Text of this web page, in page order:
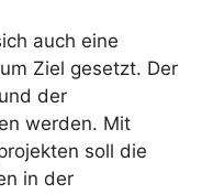
auch eine
Ziel gesetzt. Der
der
werden. Mit
soll die
in der